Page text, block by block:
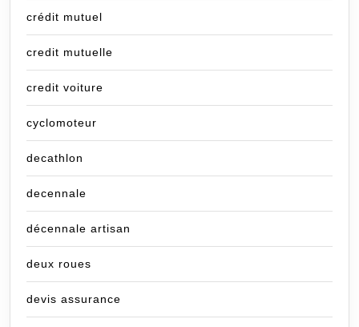
crédit mutuel
credit mutuelle
credit voiture
cyclomoteur
decathlon
decennale
décennale artisan
deux roues
devis assurance